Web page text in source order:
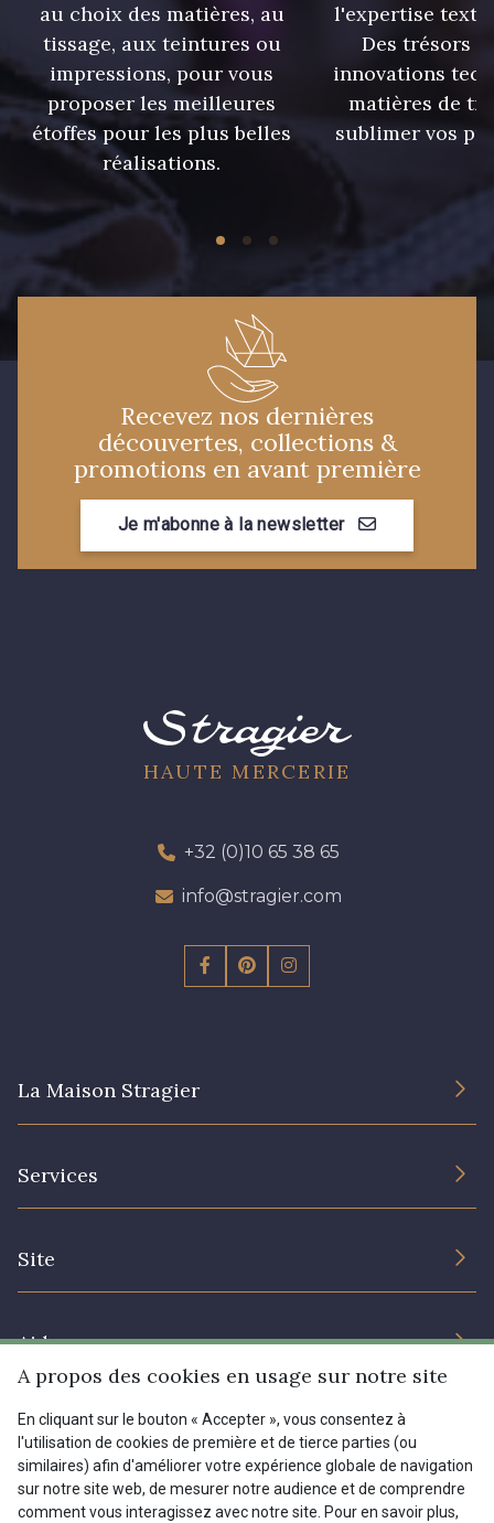
au choix des matières, au
tissage, aux teintures ou
impressions, pour vous
proposer les meilleures
étoffes pour les plus belles
réalisations.
l'expertise
Des trésors
innovations
matières de
sublimer vos
Recevez nos dernières
découvertes, collections &
promotions en avant première
Je m'abonne à la newsletter
HAUTE MERCERIE
+32 (0)10 65 38 65
info@stragier.com
La Maison Stragier
Services
Site
Prix réduits
Aide
Livraison : France, Belgique, International
Retours & réclamations
FAQ - Questions fréquentes
Menu
Tous nos tissus
FR
EN
A propos des cookies en usage sur notre site
En cliquant sur le bouton « Accepter », vous consentez à
l'utilisation de cookies de première et de tierce parties (ou
similaires) afin d'améliorer votre expérience globale de navigation
sur notre site web, de mesurer notre audience et de comprendre
comment vous interagissez avec notre site. Pour en savoir plus,